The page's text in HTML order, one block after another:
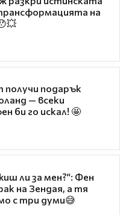
на
получи подарък
— всеки
би го искал! 🤩
ли за мен?“: Фен
на Зендая, а тя
с три думи😅